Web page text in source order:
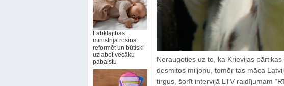
Labklājības
ministrija rosina
reformēt un būtiski
uzlabot vecāku
pabalstu
Neraugoties uz to, ka Krievijas
desmitos miljonu, tomēr tas māca
tirgus, šorīt intervijā LTV raidījumam